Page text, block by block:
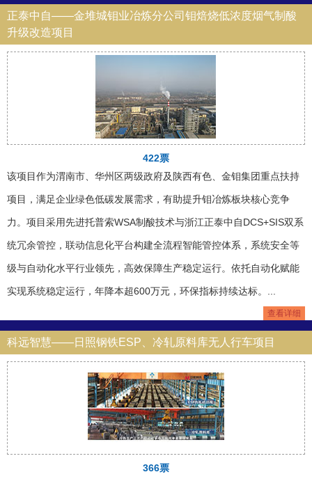
正泰中自——金堆城钼业冶炼分公司钼焙烧低浓度烟气制酸
升级改造项目
422票
该项目作为渭南市、华州区两级政府及陕西有色、金钼集团重点扶持
项目，满足企业绿色低碳发展需求，有助提升钼冶炼板块核心竞争
力。项目采用先进托普索WSA制酸技术与浙江正泰中自DCS+SIS双系
统冗余管控，联动信息化平台构建全流程智能管控体系，系统安全等
级与自动化水平行业领先，高效保障生产稳定运行。依托自动化赋能
实现系统稳定运行，年降本超600万元，环保指标持续达标。...
查看详细
科远智慧——日照钢铁ESP、冷轧原料库无人行车项目
366票